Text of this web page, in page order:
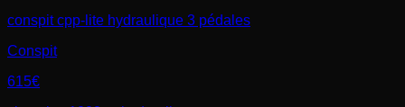
conspit cpp-lite hydraulique 3 pédales
Conspit
615€